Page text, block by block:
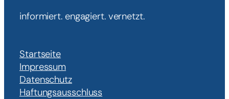
informiert. engagiert. vernetzt.
Startseite
Impressum
Datenschutz
Haftungsausschluss